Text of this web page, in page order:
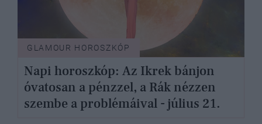
GLAMOUR HOROSZKÓP
Napi horoszkóp: Az Ikrek bánjon
óvatosan a pénzzel, a Rák nézzen
szembe a problémáival - július 21.